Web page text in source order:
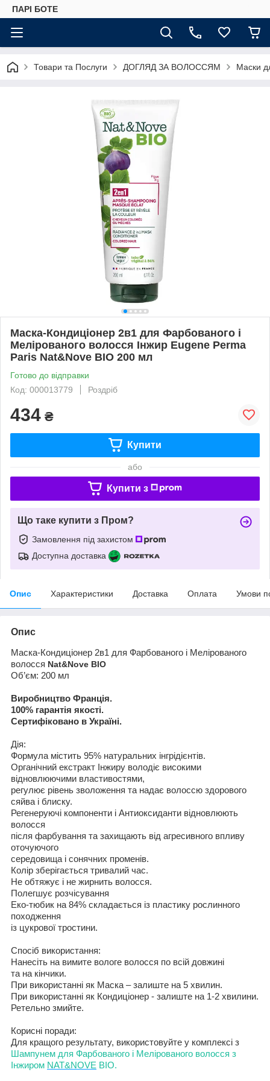
ПАРІ БОТЕ
Товари та Послуги ДОГЛЯД ЗА ВОЛОССЯМ Маски
Маска-Кондиціонер 2в1 для Фарбованого і
Мелірованого волосся Інжир Eugene Рerma
Paris Nat&Nove BIO 200 мл
Готово до відправки
Код: 000013779
Роздріб
434 ₴
Купити
або
Купити з
Що таке купити з Пром?
Замовлення під захистом
Доступна доставка
Опис Характеристики Доставка Оплата Умови
Опис
Маска-Кондиціонер 2в1 для Фарбованого і Мелірованого
волосся Nat&Nove BIO
Об’єм: 200 мл
Виробництво Франція.
100% гарантія якості.
Сертифіковано в Україні.
Дія:
Формула містить 95% натуральних інгрідієнтів.
Органічний екстракт Інжиру володіє високими
відновлюючими властивостями,
регулює рівень зволоження та надає волоссю здорового
сяйва і блиску.
Регенеруючі компоненти і Антиоксиданти відновлюють
волосся
після фарбування та захищають від агресивного впливу
оточуючого
середовища і сонячних променів.
Колір зберігається тривалий час.
Не обтяжує і не жирнить волосся.
Полегшує розчісування
Еко-тюбик на 84% складається із пластику рослинного
походження
із цукрової тростини.
Спосіб використання:
Нанесіть на вимите вологе волосся по всій довжині
та на кінчики.
При використанні як Маска –залиште на 5 хвилин.
При використанні як Кондиціонер - залиште на 1-2 хвилини.
Ретельно змийте.
Корисні поради:
Для кращого результату, використовуйте у комплексі з
Шампунем для Фарбованого і Мелірованого волосся з
нжиром NAT&NOVE BIO.